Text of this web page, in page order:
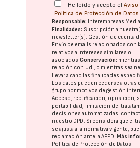
He leído y acepto elAviso
Política de Protección de Datos
Responsable: Interempresas
Finalidades: Suscripción a
newsletter(s). Gestión de cuenta
Envío de emails relacionados con
relativos a intereses similares o
asociados.Conservación:
relación con Ud., o mientras sea
llevar a cabo las finalidades
Los datos pueden cederse a otras
grupo por motivos de gestión
Acceso, rectificación, oposición,
portabilidad, limitación del
decisiones automatizadas:
nuestro DPD. Si considera que el
se ajusta a la normativa vigente,
reclamación ante laAEPD.Más
Política de Protección de Datos